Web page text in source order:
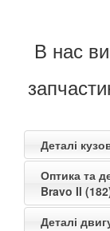
В нас
Деталі
Оптика та
Bravo II
Деталі